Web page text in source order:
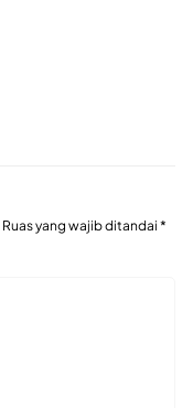
Ruas yang wajib ditandai *